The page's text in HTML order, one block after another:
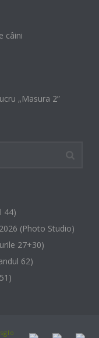
câini
„Masura 2”
44)
(Photo Studio)
27+30)
62)